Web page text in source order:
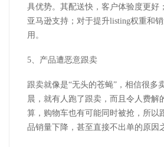
具优势。其配送快，客户体验度更好
亚马逊支持；对于提升listing权重和
用。
5、产品遭恶意跟卖
跟卖就像是“无头的苍蝇”，相信很多
晨，就有人跑了跟卖，而且令人费解
算，购物车也有可能同时被抢，所以
品销量下降，甚至直接不出单的原因